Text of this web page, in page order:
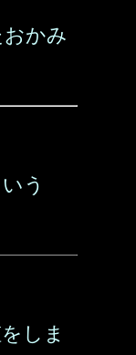
かみ
う
しま